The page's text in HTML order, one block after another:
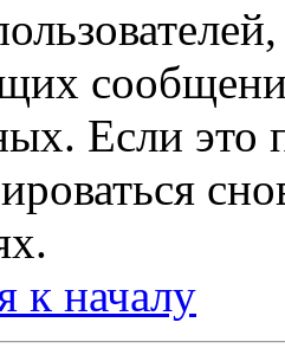
Если это
к началу